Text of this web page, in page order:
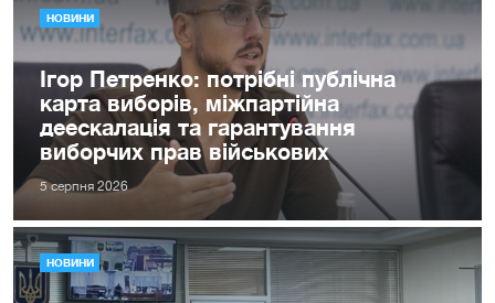
НОВИНИ
Ігор Петренко: потрібні публічна
карта виборів, міжпартійна
деескалація та гарантування
виборчих прав військових
5 серпня 2026
НОВИНИ